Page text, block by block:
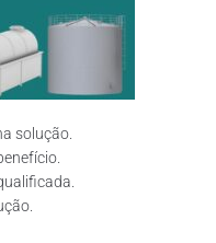
solução.